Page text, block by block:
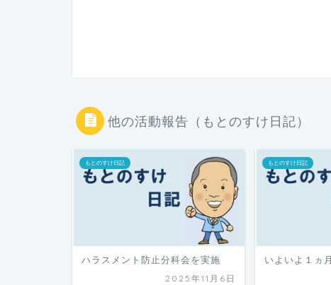
他の活動報告（もとのすけ日記）
もとのすけ日記
ハラスメント防止分科会を実施
2025年11月6日
もとのすけ日記
いよいよ１ヵ月